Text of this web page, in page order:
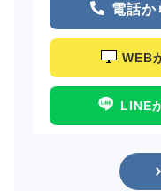
電話か
WEB
LINE